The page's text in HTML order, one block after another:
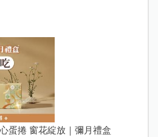
蛋捲 窗花綻放｜彌月禮盒